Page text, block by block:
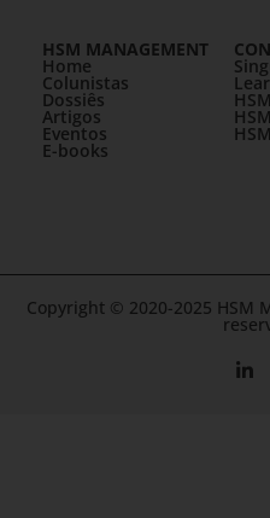
HSM MANAGEMENT
Home
Colunistas
Dossiês
Artigos
Eventos
E-books
Copyright © 2020-2025 HSM